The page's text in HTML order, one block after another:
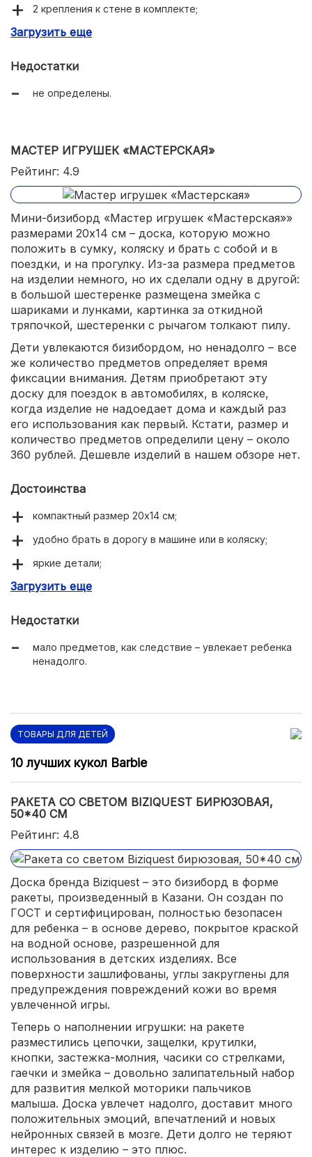
2 крепления к стене в комплекте;
вырабатывает усидчивость;
Загрузить еще
Недостатки
не определены.
МАСТЕР ИГРУШЕК «МАСТЕРСКАЯ»
Рейтинг: 4.9
Мини-бизиборд «Мастер игрушек «Мастерская»»
размерами 20х14 см – доска, которую можно
положить в сумку, коляску и брать с собой и в
поездки, и на прогулку. Из-за размера предметов
на изделии немного, но их сделали одну в другой:
в большой шестеренке размещена змейка с
шариками и лунками, картинка за откидной
тряпочкой, шестеренки с рычагом толкают пилу.
Дети увлекаются бизибордом, но ненадолго – все
же количество предметов определяет время
фиксации внимания. Детям приобретают эту
доску для поездок в автомобилях, в коляске,
когда изделие не надоедает дома и каждый раз
его использования как первый. Кстати, размер и
количество предметов определили цену – около
360 рублей. Дешевле изделий в нашем обзоре нет.
Достоинства
компактный размер 20х14 см;
удобно брать в дорогу в машине или в коляску;
яркие детали;
деревянная основа с рисунками мастерской с
удобное движение деталей.
Загрузить еще
Недостатки
мало предметов, как следствие – увлекает ребенка
ненадолго.
ТОВАРЫ ДЛЯ ДЕТЕЙ
10 лучших кукол Barbie
РАКЕТА СО СВЕТОМ BIZIQUEST БИРЮЗОВАЯ,
50*40 СМ
Рейтинг: 4.8
Доска бренда Biziquest – это бизиборд в форме
ракеты, произведенный в Казани. Он создан по
ГОСТ и сертифицирован, полностью безопасен
для ребенка – в основе дерево, покрытое краской
на водной основе, разрешенной для
использования в детских изделиях. Все
поверхности зашлифованы, углы закруглены для
предупреждения повреждений кожи во время
увлеченной игры.
Теперь о наполнении игрушки: на ракете
разместились цепочки, защелки, крутилки,
кнопки, застежка-молния, часики со стрелками,
гаечки и змейка – довольно залипательный набор
для развития мелкой моторики пальчиков
малыша. Доска увлечет надолго, доставит много
положительных эмоций, впечатлений и новых
нейронных связей в мозге. Дети долго не теряют
интерес к изделию – это плюс.